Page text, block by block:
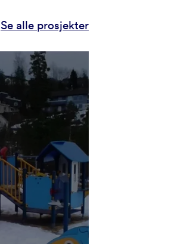
Se alle prosjekter